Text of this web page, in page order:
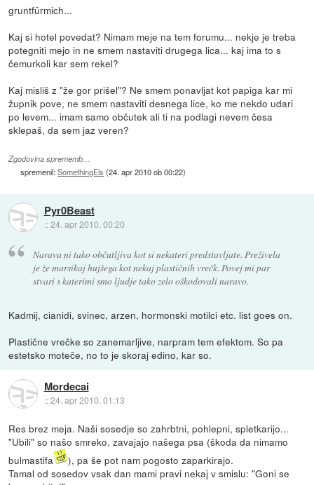
gruntfürmich...
Kaj si hotel povedat? Nimam meje na tem forumu... nekje je treba
potegniti mejo in ne smem nastaviti drugega lica... kaj ima to s
čemurkoli kar sem rekel?
Kaj misliš z "že gor prišel"? Ne smem ponavljat kot papiga kar mi
župnik pove, ne smem nastaviti desnega lice, ko me nekdo udari
po levem... imam samo občutek ali ti na podlagi nevem česa
sklepaš, da sem jaz veren?
Zgodovina sprememb…
spremenil:SomethingEls (24. apr 2010 ob 00:22)
Pyr0Beast
::24. apr 2010, 00:20
Narava ni tako občutljiva kot si nekateri predstavljate. Preživela
je že marsikaj hujšega kot nekaj plastičnih vrečk. Povej mi par
stvari s katerimi smo ljudje tako zelo oškodovali naravo.
Kadmij, cianidi, svinec, arzen, hormonski motilci etc. list goes on.
Plastične vrečke so zanemarljive, narpram tem efektom. So pa
estetsko moteče, no to je skoraj edino, kar so.
Mordecai
::24. apr 2010, 01:13
Res brez meja. Naši sosedje so zahrbtni, pohlepni, spletkarijo...
"Ubili" so našo smreko, zavajajo našega psa (škoda da nimamo
bulmastifa
), pa še pot nam pogosto zaparkirajo.
Tamal od sosedov vsak dan mami pravi nekaj v smislu: "Goni se